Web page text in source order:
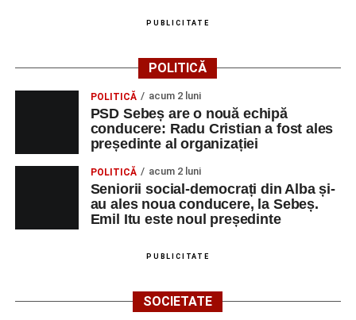
PUBLICITATE
POLITICĂ
POLITICĂ acum 2 luni
PSD Sebeș are o nouă echipă
conducere: Radu Cristian a fost ales
președinte al organizației
POLITICĂ acum 2 luni
Seniorii social-democrați din Alba și-
au ales noua conducere, la Sebeș.
Emil Itu este noul președinte
PUBLICITATE
SOCIETATE